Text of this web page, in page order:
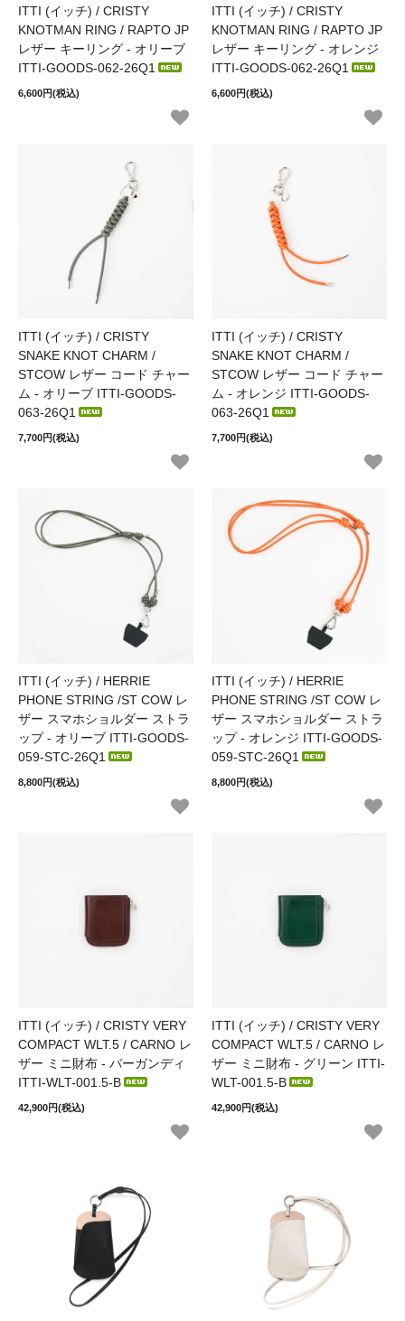
ITTI (イッチ) / CRISTY
KNOTMAN RING / RAPTO JP
レザー キーリング - オリーブ
ITTI-GOODS-062-26Q1
6,600円(税込)
ITTI (イッチ) / CRISTY
KNOTMAN RING / RAPTO JP
レザー キーリング - オレンジ
ITTI-GOODS-062-26Q1
6,600円(税込)
ITTI (イッチ) / CRISTY
SNAKE KNOT CHARM /
STCOW レザー コード チャー
ム - オリーブ ITTI-GOODS-
063-26Q1
7,700円(税込)
ITTI (イッチ) / CRISTY
SNAKE KNOT CHARM /
STCOW レザー コード チャー
ム - オレンジ ITTI-GOODS-
063-26Q1
7,700円(税込)
ITTI (イッチ) / HERRIE
PHONE STRING /ST COW レ
ザー スマホショルダー ストラ
ップ - オリーブ ITTI-GOODS-
059-STC-26Q1
8,800円(税込)
ITTI (イッチ) / HERRIE
PHONE STRING /ST COW レ
ザー スマホショルダー ストラ
ップ - オレンジ ITTI-GOODS-
059-STC-26Q1
8,800円(税込)
ITTI (イッチ) / CRISTY VERY
COMPACT WLT.5 / CARNO レ
ザー ミニ財布 - バーガンディ
ITTI-WLT-001.5-B
42,900円(税込)
ITTI (イッチ) / CRISTY VERY
COMPACT WLT.5 / CARNO レ
ザー ミニ財布 - グリーン ITTI-
WLT-001.5-B
42,900円(税込)